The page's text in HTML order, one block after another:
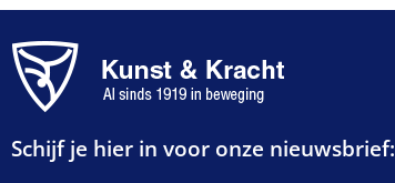
Schijf je hier in voor onze nieuwsbrief: